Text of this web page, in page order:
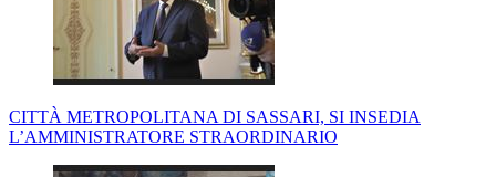
CITTÀ METROPOLITANA DI SASSARI, SI INSEDIA
L’AMMINISTRATORE STRAORDINARIO